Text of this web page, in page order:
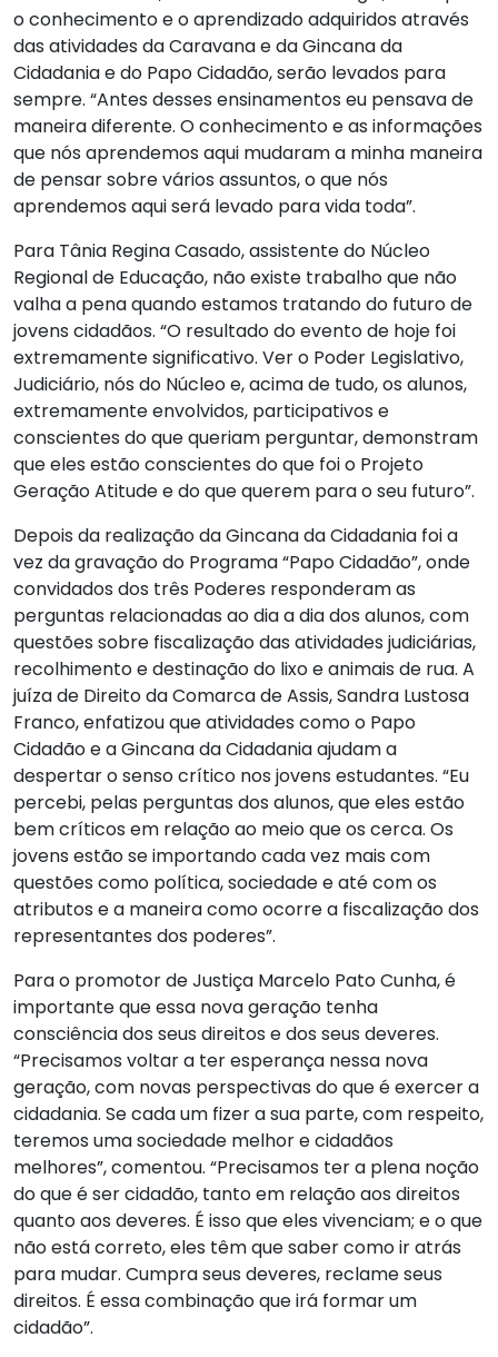
o conhecimento e o aprendizado adquiridos através
das atividades da Caravana e da Gincana da
Cidadania e do Papo Cidadão, serão levados para
sempre. “Antes desses ensinamentos eu pensava de
maneira diferente. O conhecimento e as informações
que nós aprendemos aqui mudaram a minha maneira
de pensar sobre vários assuntos, o que nós
aprendemos aqui será levado para vida toda”.
Para Tânia Regina Casado, assistente do Núcleo
Regional de Educação, não existe trabalho que não
valha a pena quando estamos tratando do futuro de
jovens cidadãos. “O resultado do evento de hoje foi
extremamente significativo. Ver o Poder Legislativo,
Judiciário, nós do Núcleo e, acima de tudo, os alunos,
extremamente envolvidos, participativos e
conscientes do que queriam perguntar, demonstram
que eles estão conscientes do que foi o Projeto
Geração Atitude e do que querem para o seu futuro”.
Depois da realização da Gincana da Cidadania foi a
vez da gravação do Programa “Papo Cidadão”, onde
convidados dos três Poderes responderam as
perguntas relacionadas ao dia a dia dos alunos, com
questões sobre fiscalização das atividades judiciárias,
recolhimento e destinação do lixo e animais de rua. A
juíza de Direito da Comarca de Assis, Sandra Lustosa
Franco, enfatizou que atividades como o Papo
Cidadão e a Gincana da Cidadania ajudam a
despertar o senso crítico nos jovens estudantes. “Eu
percebi, pelas perguntas dos alunos, que eles estão
bem críticos em relação ao meio que os cerca. Os
jovens estão se importando cada vez mais com
questões como política, sociedade e até com os
atributos e a maneira como ocorre a fiscalização dos
representantes dos poderes”.
Para o promotor de Justiça Marcelo Pato Cunha, é
importante que essa nova geração tenha
consciência dos seus direitos e dos seus deveres.
“Precisamos voltar a ter esperança nessa nova
geração, com novas perspectivas do que é exercer a
cidadania. Se cada um fizer a sua parte, com respeito,
teremos uma sociedade melhor e cidadãos
melhores”, comentou. “Precisamos ter a plena noção
do que é ser cidadão, tanto em relação aos direitos
quanto aos deveres. É isso que eles vivenciam; e o que
não está correto, eles têm que saber como ir atrás
para mudar. Cumpra seus deveres, reclame seus
direitos. É essa combinação que irá formar um
cidadão”.